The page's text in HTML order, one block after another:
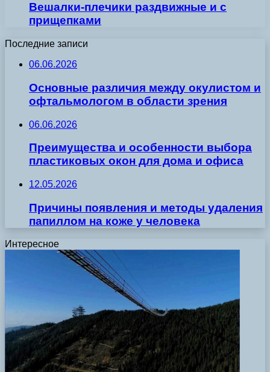
Вешалки-плечики раздвижные и с
прищепками
Последние записи
06.06.2026
Основные различия между окулистом и
офтальмологом в области зрения
06.06.2026
Преимущества и особенности выбора
пластиковых окон для дома и офиса
12.05.2026
Причины появления и методы удаления
папиллом на коже у человека
Интересное